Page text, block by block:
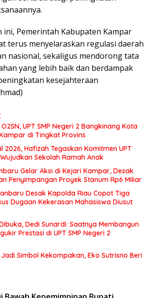
ini, Pemerintah Kabupaten Kampar
terus menyelaraskan regulasi daerah
nasional, sekaligus mendorong tata
yang lebih baik dan berdampak
kesejahteraan
UPT SMP Negeri 2 Bangkinang Kota
di Tingkat Provins
2026, Hafizah Tegaskan Komitmen UPT
Sekolah Ramah Anak
Gelar Aksi di Kejari Kampar, Desak
Penyimpangan Proyek Stanum Rp6 Miliar
Desak Kapolda Riau Copot Tiga
Dugaan Kekerasan Mahasiswa Diusut
Dedi Sunardi: Saatnya Membangun
Prestasi di UPT SMP Negeri 2
Simbol Kekompakan, Eko Sutrisno Beri